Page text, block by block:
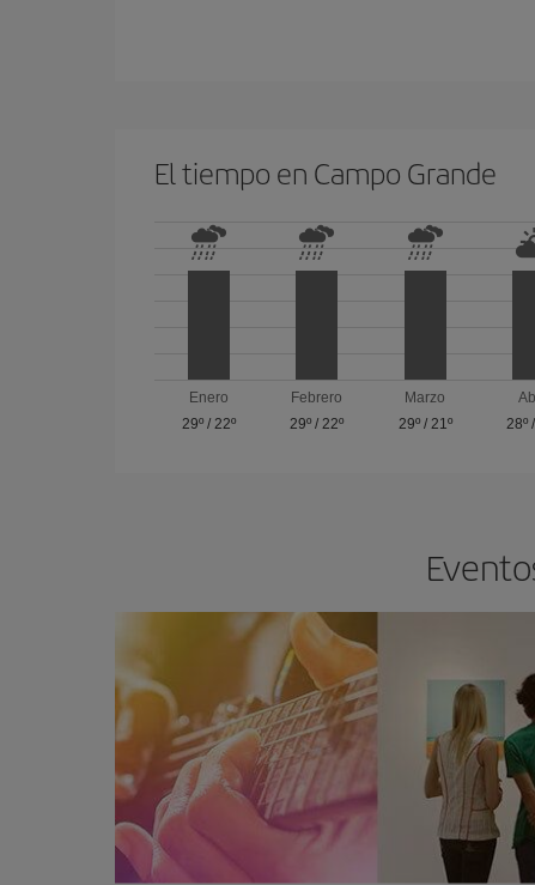
El tiempo en Campo Grande
Enero
29º/ 22º
Febrero
29º / 22º
Marzo
29º/ 21º
28º /